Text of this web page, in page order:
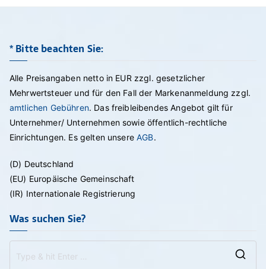
* Bitte beachten Sie:
Alle Preisangaben netto in EUR zzgl. gesetzlicher
Mehrwertsteuer und für den Fall der Markenanmeldung zzgl.
amtlichen Gebühren. Das freibleibendes Angebot gilt für
Unternehmer/ Unternehmen sowie öffentlich-rechtliche
Einrichtungen. Es gelten unsereAGB.
(D) Deutschland
(EU) Europäische Gemeinschaft
(IR) Internationale Registrierung
Was suchen Sie?